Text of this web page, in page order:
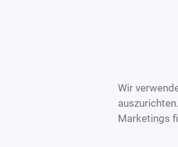
Wir
Marketings